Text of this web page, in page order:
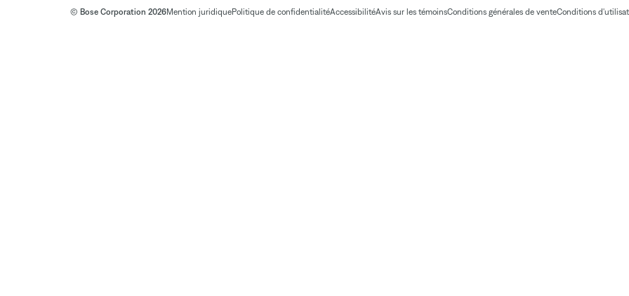
© Bose Corporation 2026Mention juridiquePolitique de confidentialitéAccessibilitéAvis sur les témoinsConditions générales de venteConditions